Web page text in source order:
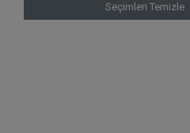
Seçimleri Temizle